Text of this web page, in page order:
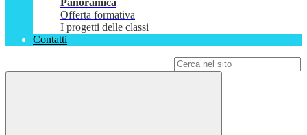
Panoramica
Offerta formativa
I progetti delle classi
Contatti